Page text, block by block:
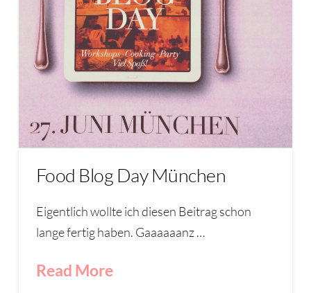
Food Blog Day München
Eigentlich wollte ich diesen Beitrag schon
lange fertig haben. Gaaaaaanz …
Read More